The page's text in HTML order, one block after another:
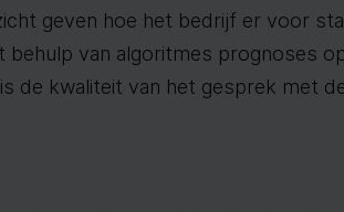
geven hoe het bedrijf er voor
behulp van algoritmes prognoses
de kwaliteit van het gesprek met